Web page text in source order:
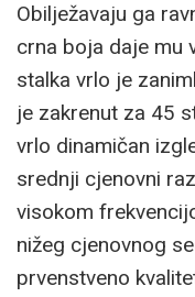
Obilježavaju ga
crna boja daje mu
stalka vrlo je
je zakrenut za 45
vrlo dinamičan
srednji cjenovni
visokom
nižeg cjenovnog
prvenstveno